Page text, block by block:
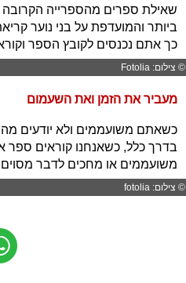
שאילת ספרים מהספרייה
ביותר והמועדפת על בני נוער
כך אתם נכנסים לקובץ הספר
© צילום: Fotolia
מעביר את הזמן ואת השעמום
כשאתם משועממים ולא יודעים
בדרך כלל, כשאנחנו קוראים ספר
משועממים או מחכים לדבר מסוים
© צילום: fotolia